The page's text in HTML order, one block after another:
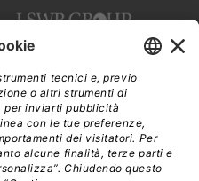
diEdra Edizioni s.r.l.
redazione, pubblicità
21 - 20134 Milano
881841
|